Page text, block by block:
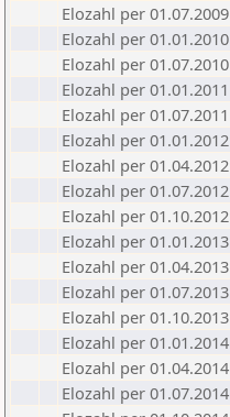
Elozahl per 01.07.2009
Elozahl per 01.01.2010
Elozahl per 01.07.2010
Elozahl per 01.01.2011
Elozahl per 01.07.2011
Elozahl per 01.01.2012
Elozahl per 01.04.2012
Elozahl per 01.07.2012
Elozahl per 01.10.2012
Elozahl per 01.01.2013
Elozahl per 01.04.2013
Elozahl per 01.07.2013
Elozahl per 01.10.2013
Elozahl per 01.01.2014
Elozahl per 01.04.2014
Elozahl per 01.07.2014